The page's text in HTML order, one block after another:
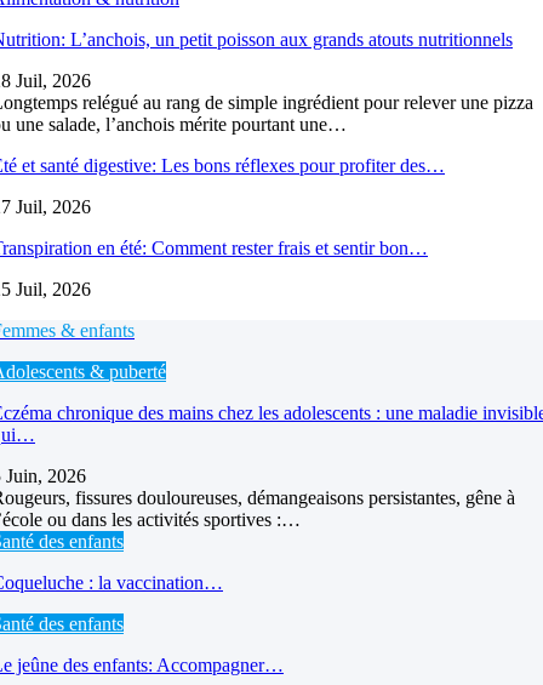
L’anchois, un petit poisson aux grands atouts nutritionnels
Juil, 2026
relégué au rang de simple ingrédient pour relever une pizza
une salade, l’anchois mérite pourtant une…
et santé digestive: Les bons réflexes pour profiter des…
Juil, 2026
en été: Comment rester frais et sentir bon…
Juil, 2026
& enfants
& puberté
chronique des mains chez les adolescents : une maladie
Juin, 2026
fissures douloureuses, démangeaisons persistantes, gêne à
ou dans les activités sportives :…
des enfants
: la vaccination…
des enfants
jeûne des enfants: Accompagner…